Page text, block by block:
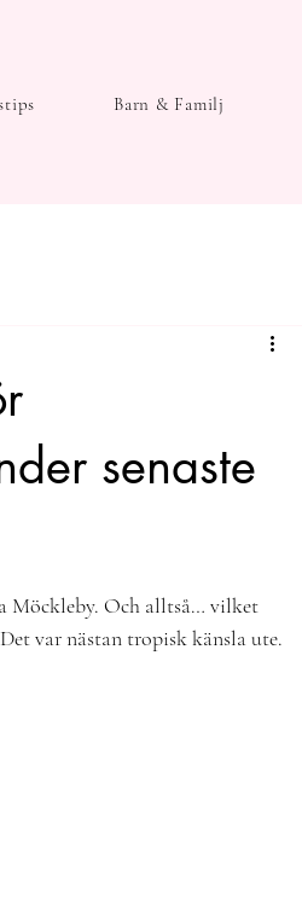
Barn & Familj
senaste
Möckleby. Och alltså… vilket
var nästan tropisk känsla ute.